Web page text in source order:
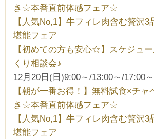
き☆本番直前体感フェア☆
【人気No,1】牛フィレ肉含む贅沢3
堪能フェア
【初めての方も安心☆】スケジュ
くり相談会♪
12月20日(日)9:00～/13:00～/17:00～
【朝が一番お得！】無料試食×チャ
き☆本番直前体感フェア☆
【人気No,1】牛フィレ肉含む贅沢3
堪能フェア